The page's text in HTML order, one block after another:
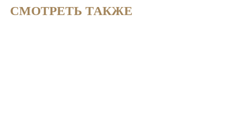
СМОТРЕТЬ ТАКЖЕ